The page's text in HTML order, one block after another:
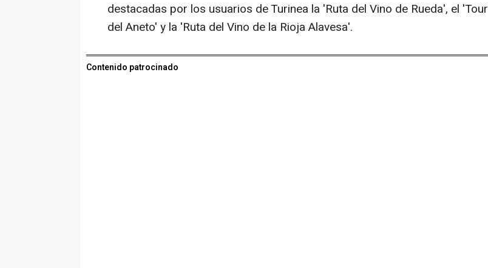
destacadas por los usuarios de Turinea la 'Ruta del Vino de Rueda', el 'Tour
del Aneto' y la 'Ruta del Vino de la Rioja Alavesa'.
Contenido patrocinado